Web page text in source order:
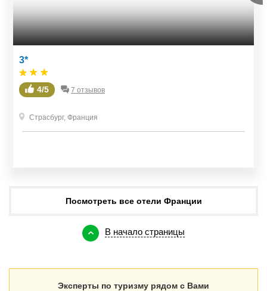
3*
4/5 7 отзывов
Страсбург, Франция
Посмотреть все отели Франции
В начало страницы
Эксперты по туризму рядом с Вами